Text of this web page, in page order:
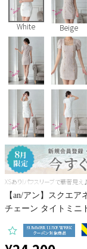
COMEX
Rechercher
Pleaser
White Beige
XSあり!パフスリーブで華奢見え
【an/アン】スクエ
チェーン タイトミニ